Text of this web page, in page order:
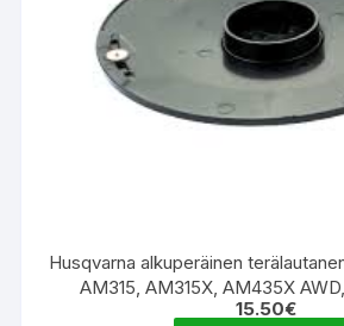
Husqvarna alkuperäinen
AM315, AM315X, AM435X
5852969-02
15.50€